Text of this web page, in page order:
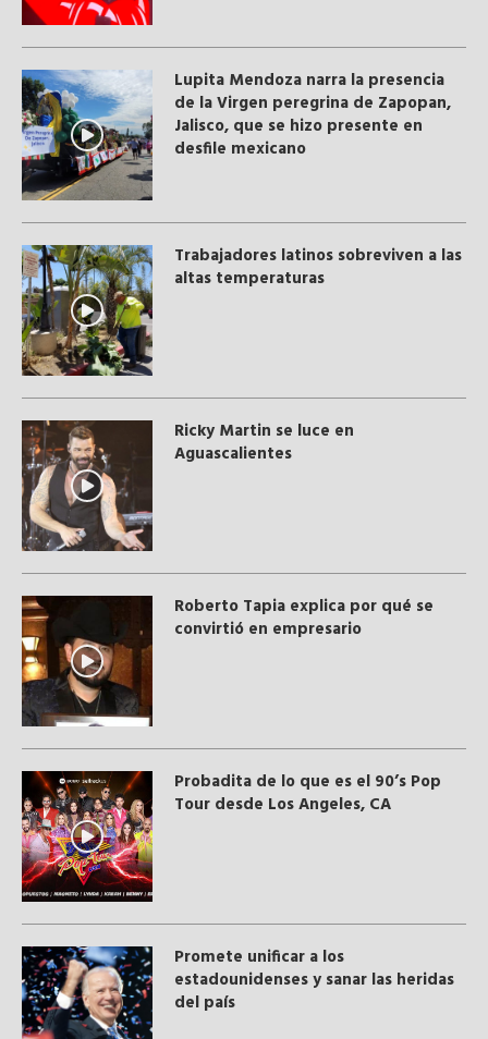
Lupita Mendoza narra la presencia
de la Virgen peregrina de Zapopan,
Jalisco, que se hizo presente en
desfile mexicano
Trabajadores latinos sobreviven a las
altas temperaturas
Ricky Martin se luce en
Aguascalientes
Roberto Tapia explica por qué se
convirtió en empresario
Probadita de lo que es el 90’s Pop
Tour desde Los Angeles, CA
Promete unificar a los
estadounidenses y sanar las heridas
del país